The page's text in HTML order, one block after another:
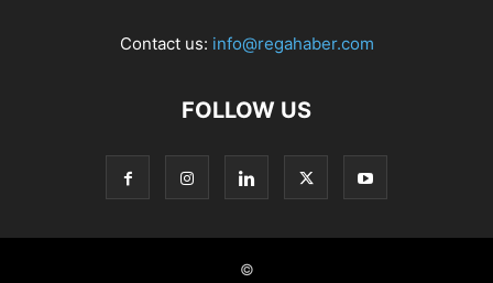
Contact us: info@regahaber.com
FOLLOW US
©